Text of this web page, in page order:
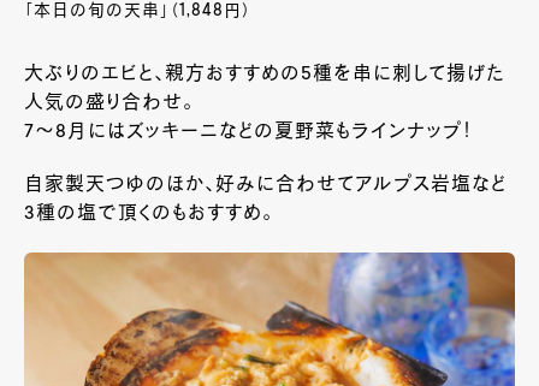
「本日の旬の天串」（1,848円）
大ぶりのエビと、親方おすすめの5種を串に刺して揚げた
人気の盛り合わせ。
7～8月にはズッキーニなどの夏野菜もラインナップ！
自家製天つゆのほか、好みに合わせてアルプス岩塩など
3種の塩で頂くのもおすすめ。